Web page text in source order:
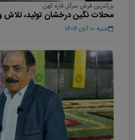
بزرگترین فرش سرگل قاره کهن
محلات نگین درخشان تولید، تلاش
است
شنبه 10 آبان 1404